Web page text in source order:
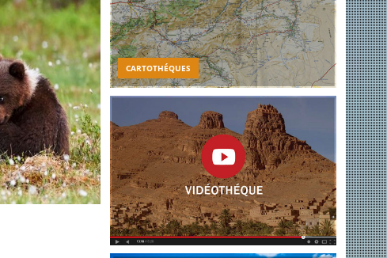
CARTOTHÉQUES